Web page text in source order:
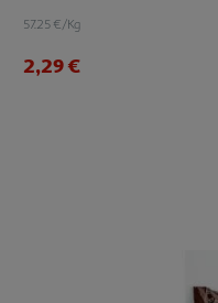
57.25 €/Kg
2,29 €